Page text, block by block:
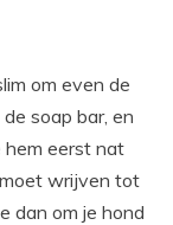
om even de
soap bar, en
hem eerst nat
wrijven tot
dan om je hond